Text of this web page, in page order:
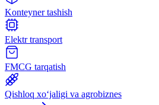
Konteyner tashish
Elektr transport
FMCG tarqatish
Qishloq xoʻjaligi va agrobiznes